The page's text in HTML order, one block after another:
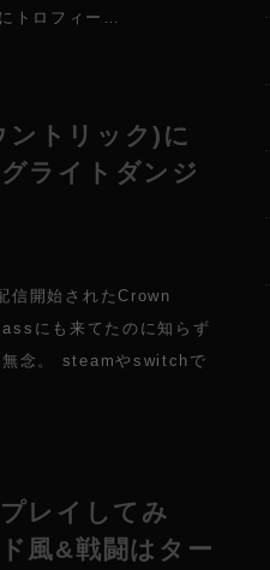
トロフィー…
トリック)に
ライトダンジ
信開始されたCrown
にも来てたのに知らず
無念。 steamやswitchで
レイしてみ
風&戦闘はター